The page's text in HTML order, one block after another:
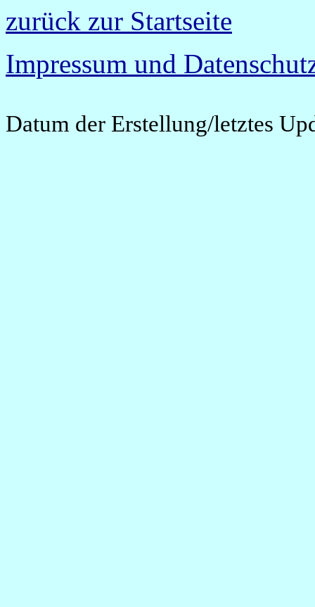
zurück zur Startseite
Impressum und
Datum der Erstellung/letztes